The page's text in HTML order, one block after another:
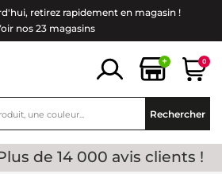
retirez rapidement en magasin !
nos 23 magasins
+ 0
Rechercher
Plus de 14 000 avis clients !